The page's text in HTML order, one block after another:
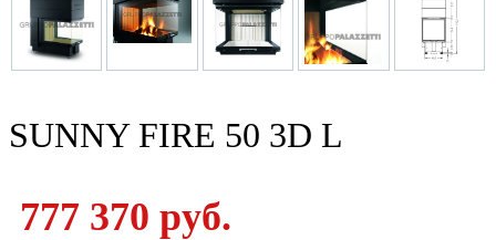
SUNNY FIRE 50 3D L
777 370 руб.